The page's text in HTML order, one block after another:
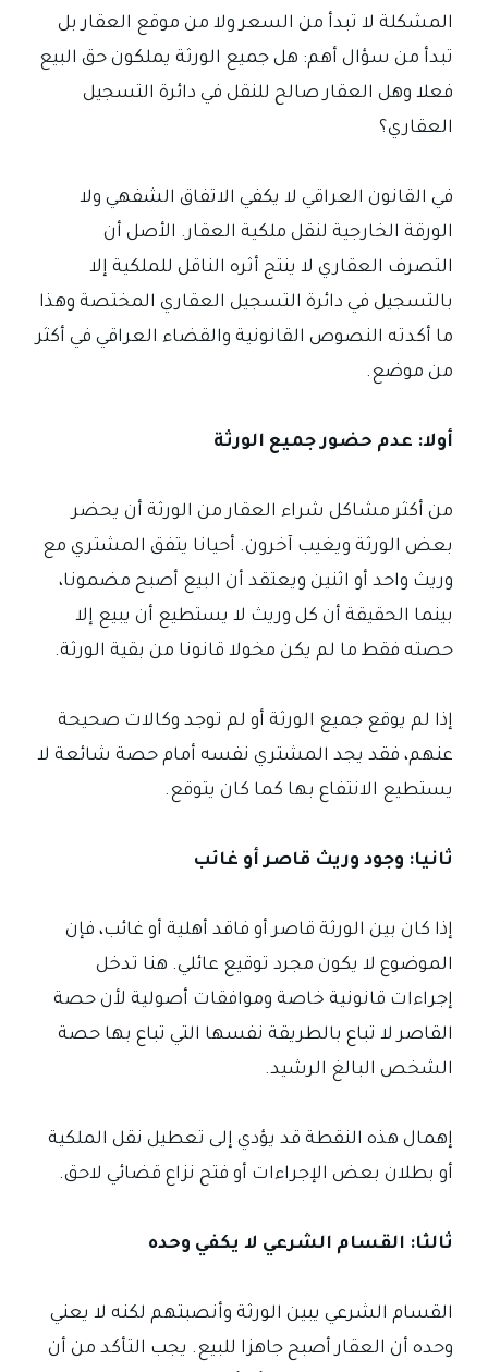
المشكلة لا تبدأ من السعر ولا من موقع العقار بل
تبدأ من سؤال أهم: هل جميع الورثة يملكون حق البيع
فعلا وهل العقار صالح للنقل في دائرة التسجيل
العقاري؟
في القانون العراقي لا يكفي الاتفاق الشفهي ولا
الورقة الخارجية لنقل ملكية العقار. الأصل أن
التصرف العقاري لا ينتج أثره الناقل للملكية إلا
بالتسجيل في دائرة التسجيل العقاري المختصة وهذا
ما أكدته النصوص القانونية والقضاء العراقي في أكثر
من موضع.
أولا: عدم حضور جميع الورثة
من أكثر مشاكل شراء العقار من الورثة أن يحضر
بعض الورثة ويغيب آخرون. أحيانا يتفق المشتري مع
وريث واحد أو اثنين ويعتقد أن البيع أصبح مضمونا،
بينما الحقيقة أن كل وريث لا يستطيع أن يبيع إلا
حصته فقط ما لم يكن مخولا قانونا من بقية الورثة.
إذا لم يوقع جميع الورثة أو لم توجد وكالات صحيحة
عنهم، فقد يجد المشتري نفسه أمام حصة شائعة لا
يستطيع الانتفاع بها كما كان يتوقع.
ثانيا: وجود وريث قاصر أو غائب
إذا كان بين الورثة قاصر أو فاقد أهلية أو غائب، فإن
الموضوع لا يكون مجرد توقيع عائلي. هنا تدخل
إجراءات قانونية خاصة وموافقات أصولية لأن حصة
القاصر لا تباع بالطريقة نفسها التي تباع بها حصة
الشخص البالغ الرشيد.
إهمال هذه النقطة قد يؤدي إلى تعطيل نقل الملكية
أو بطلان بعض الإجراءات أو فتح نزاع قضائي لاحق.
ثالثا: القسام الشرعي لا يكفي وحده
القسام الشرعي يبين الورثة وأنصبتهم لكنه لا يعني
وحده أن العقار أصبح جاهزا للبيع. يجب التأكد من أن